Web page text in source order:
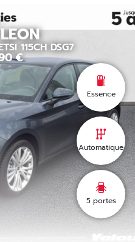
LEON
115CH DSG7
€
Essence
Automatique
5portes